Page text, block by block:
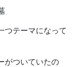
つテーマになって
がついていたの